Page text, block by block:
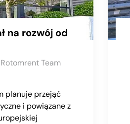
na rozwój od
Rotomrent Team
planuje przejąć
i powiązane z